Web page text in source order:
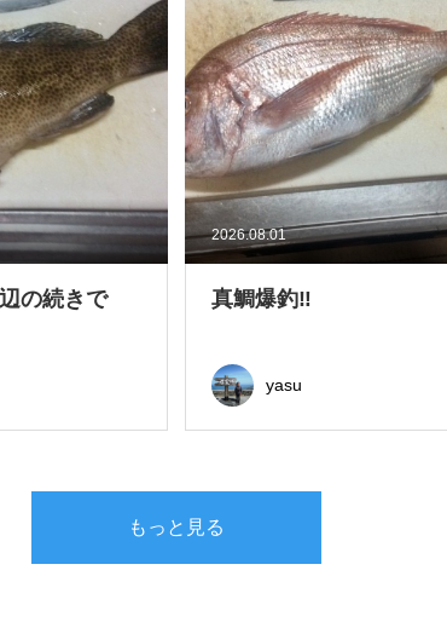
の続きで
2026.08.01
真鯛爆釣‼
yasu
もっと見る